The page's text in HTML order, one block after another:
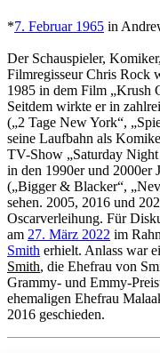
*7. Februar 1965 in
Der Schauspieler,
Filmregisseur Chris Rock
1985 in dem Film „Krush
Seitdem wirkte er in
(„2 Tage New York“,
seine Laufbahn als
TV-Show „Saturday
in den 1990er und 2000er
(„Bigger & Blacker“,
sehen. 2005, 2016 und
Oscarverleihung. Für
am 27. März 2022 im
Smith erhielt. Anlass war
Smith, die Ehefrau von
Grammy- und Emmy-
ehemaligen Ehefrau
2016 geschieden.